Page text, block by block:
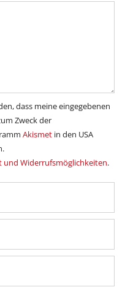
dass meine eingegebenen
Zweck der
Akismetin den USA
Widerrufsmöglichkeiten.